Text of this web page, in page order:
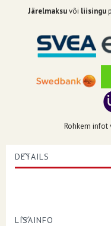
Järelmaksuvõi liisingu
Rohkem
DETAILS
LISAINFO